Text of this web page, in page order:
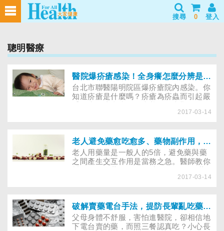
搜尋 0 登入
聰明醫療
醫院爆疥瘡感染！全身癢怎麼分辨是疥蟲寄生，還是過敏或蕁麻疹？
台北市聯醫陽明院區爆疥瘡院內感染。你
知道疥瘡是什麼嗎？疥瘡為疥蟲而引起嚴
般民眾容易誤以為是過敏、濕疹等，有哪
防護嗎？以下專訪皮膚科醫師為你解答。
2017-03-14
老人避免藥愈吃愈多、藥物副作用，快學會藥單整理
老人用藥量是一般人的5倍，避免藥與藥
之間產生交互作用是當務之急。醫師教你
物產生副作用，又吃C、D藥物來治療，
2017-03-14
破解賣藥電台手法，提防長輩亂吃藥而傷腎
父母身體不舒服，害怕進醫院，卻相信地
下電台賣的藥，而照三餐認真吃？小心長